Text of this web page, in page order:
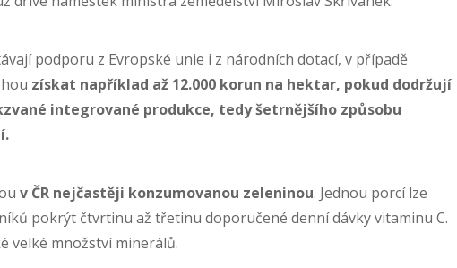
podporu z Evropské unie i z národních dotací, v případě
získat například až 12.000 korun na hektar, pokud dodržují
integrované produkce, tedy šetrnějšího způsobu
v ČR nejčastěji konzumovanou zeleninou. Jednou porcí lze
pokrýt čtvrtinu až třetinu doporučené denní dávky vitaminu C.
velké množství minerálů.